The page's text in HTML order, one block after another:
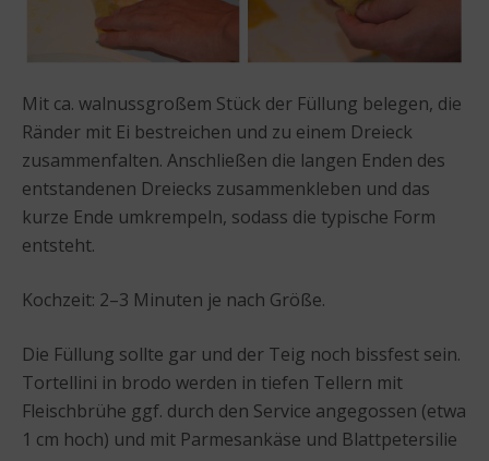
Mit ca. walnussgroßem Stück der Füllung belegen, die
Ränder mit Ei bestreichen und zu einem Dreieck
zusammenfalten. Anschließen die langen Enden des
entstandenen Dreiecks zusammenkleben und das
kurze Ende umkrempeln, sodass die typische Form
entsteht.
Kochzeit: 2–3 Minuten je nach Größe.
Die Füllung sollte gar und der Teig noch bissfest sein.
Tortellini in brodo werden in tiefen Tellern mit
Fleischbrühe ggf. durch den Service angegossen (etwa
1 cm hoch) und mit Parmesankäse und Blattpetersilie